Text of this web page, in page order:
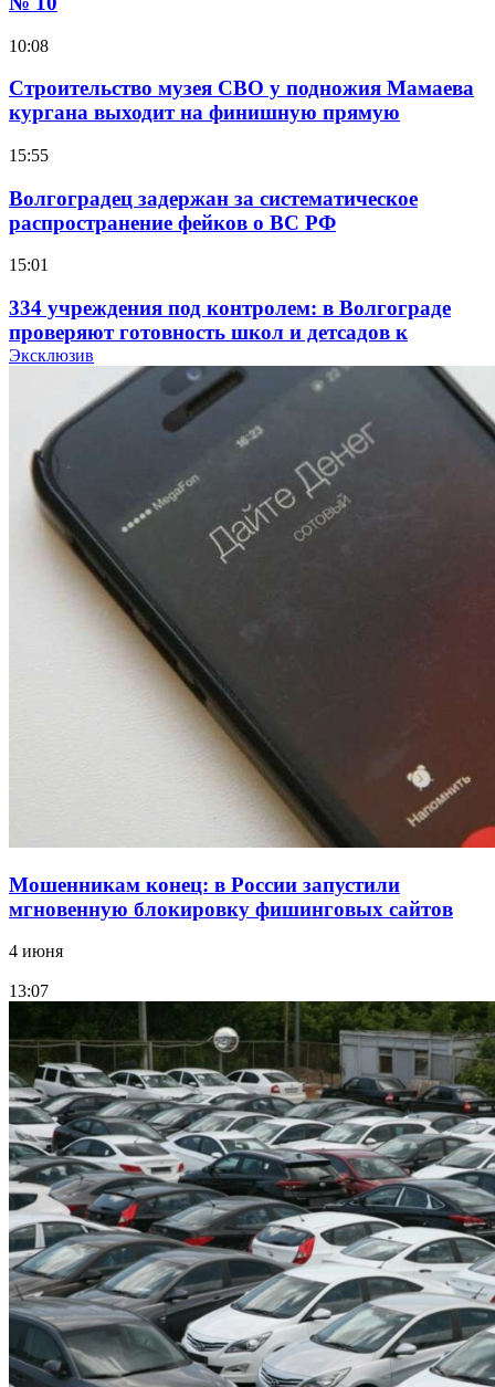
10:08
Строительство музея СВО у подножия Мамаева
кургана выходит на финишную прямую
15:55
Волгоградец задержан за систематическое
распространение фейков о ВС РФ
15:01
334 учреждения под контролем: в Волгограде
проверяют готовность школ и детсадов к
учебному году
Покушение на убийство в Волгограде: девушка
напала на незнакомую женщину с ножом
12:39
Сладкий праздник в Волгограде: в Центральном
парке прошёл фестиваль „Арбузный переполох“
Волгоградские компании нарастили экспорт:
заключены контракты на 3,6 млн долларов
Эксклюзив
Мошенникам конец: в России запустили
мгновенную блокировку фишинговых сайтов
4 июня
13:07